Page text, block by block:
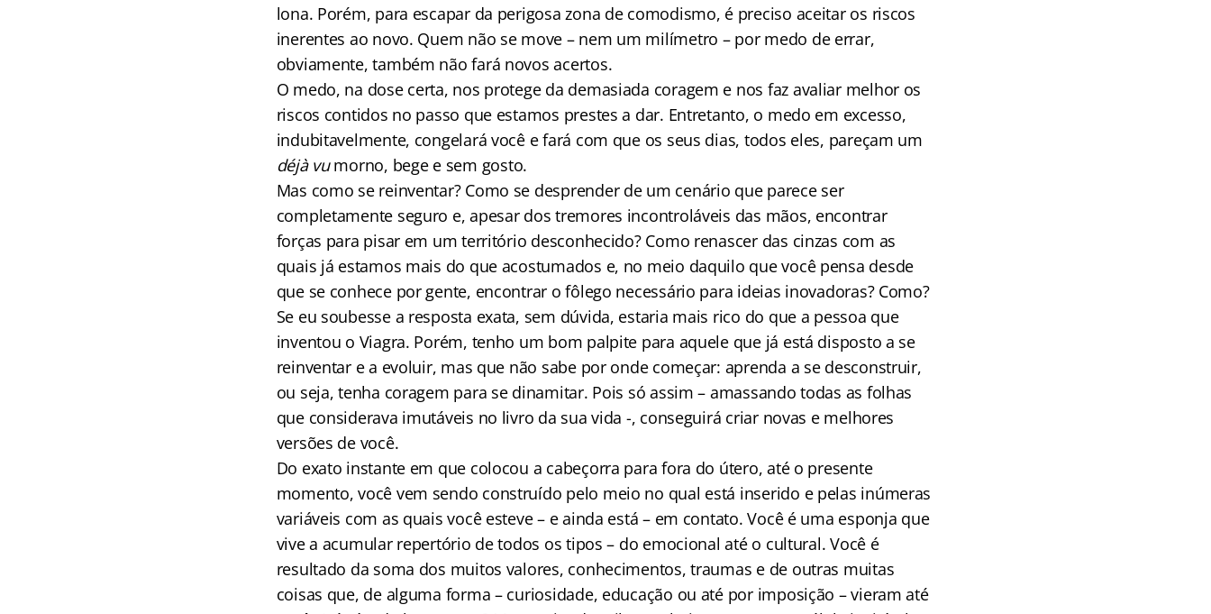
lona. Porém, para escapar da perigosa zona de comodismo, é preciso aceitar os riscos
inerentes ao novo. Quem não se move – nem um milímetro – por medo de errar,
obviamente, também não fará novos acertos.
O medo, na dose certa, nos protege da demasiada coragem e nos faz avaliar melhor os
riscos contidos no passo que estamos prestes a dar. Entretanto, o medo em excesso,
indubitavelmente, congelará você e fará com que os seus dias, todos eles, pareçam um
déjà vumorno, bege e sem gosto.
Mas como se reinventar? Como se desprender de um cenário que parece ser
completamente seguro e, apesar dos tremores incontroláveis das mãos, encontrar
forças para pisar em um território desconhecido? Como renascer das cinzas com as
quais já estamos mais do que acostumados e, no meio daquilo que você pensa desde
que se conhece por gente, encontrar o fôlego necessário para ideias inovadoras? Como?
Se eu soubesse a resposta exata, sem dúvida, estaria mais rico do que a pessoa que
inventou o Viagra. Porém, tenho um bom palpite para aquele que já está disposto a se
reinventar e a evoluir, mas que não sabe por onde começar: aprenda a se desconstruir,
ou seja, tenha coragem para se dinamitar. Pois só assim – amassando todas as folhas
que considerava imutáveis no livro da sua vida -, conseguirá criar novas e melhores
versões de você.
Do exato instante em que colocou a cabeçorra para fora do útero, até o presente
momento, você vem sendo construído pelo meio no qual está inserido e pelas inúmeras
variáveis com as quais você esteve – e ainda está – em contato. Você é uma esponja que
vive a acumular repertório de todos os tipos – do emocional até o cultural. Você é
resultado da soma dos muitos valores, conhecimentos, traumas e de outras muitas
coisas que, de alguma forma – curiosidade, educação ou até por imposição – vieram até